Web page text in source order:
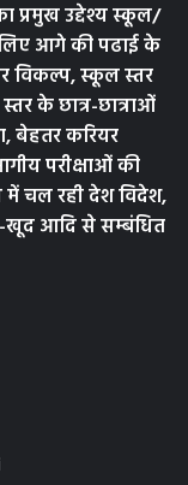
प्रमुख उद्देश्य स्कूल/
लिए आगे की पढाई के
विकल्प, स्कूल स्तर
के छात्र-छात्राओं
बेहतर करियर
परीक्षाओं की
में चल रही देश विदेश,
खूद आदि से सम्बंधित